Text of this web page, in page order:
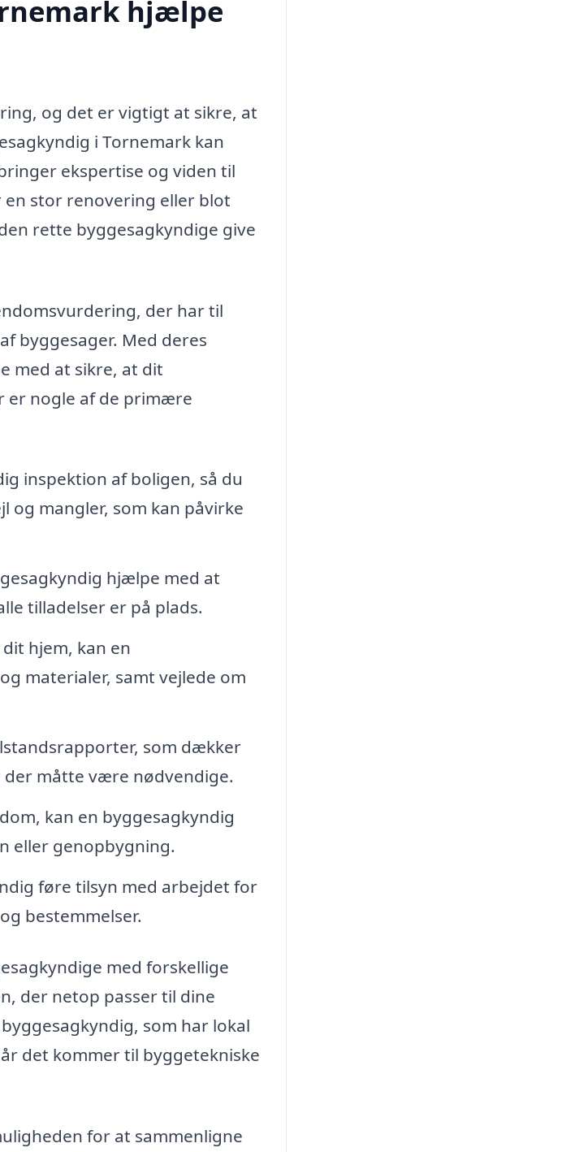
hjælpe
og det er vigtigt at sikre, at
i Tornemark kan
ekspertise og viden til
stor renovering eller blot
rette byggesagkyndige give
der har til
byggesager. Med deres
med at sikre, at dit
er nogle af de primære
inspektion af boligen, så du
og mangler, som kan påvirke
hjælpe med at
tilladelser er på plads.
hjem, kan en
materialer, samt vejlede om
som dækker
måtte være nødvendige.
kan en byggesagkyndig
eller genopbygning.
føre tilsyn med arbejdet for
bestemmelser.
med forskellige
der netop passer til dine
som har lokal
det kommer til byggetekniske
for at sammenligne